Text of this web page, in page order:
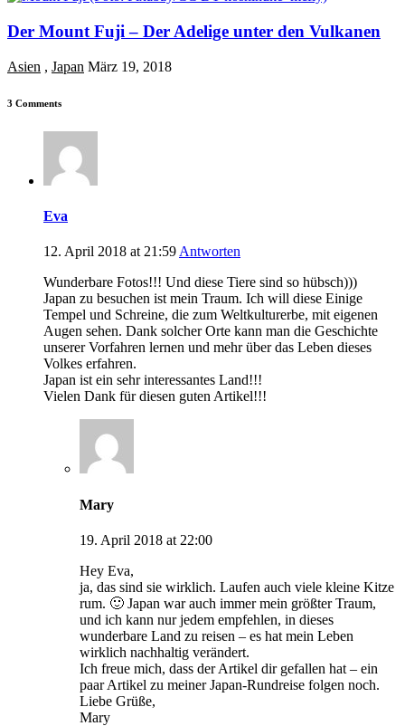
Der Mount Fuji – Der Adelige unter den Vulkanen
Asien , Japan März 19, 2018
3 Comments
Eva
12. April 2018 at 21:59 Antworten
Wunderbare Fotos!!! Und diese Tiere sind so hübsch)))
Japan zu besuchen ist mein Traum. Ich will diese Einige
Tempel und Schreine, die zum Weltkulturerbe, mit eigenen
Augen sehen. Dank solcher Orte kann man die Geschichte
unserer Vorfahren lernen und mehr über das Leben dieses
Volkes erfahren.
Japan ist ein sehr interessantes Land!!!
Vielen Dank für diesen guten Artikel!!!
Mary
19. April 2018 at 22:00
Hey Eva,
ja, das sind sie wirklich. Laufen auch viele kleine Kitze
rum. 🙂 Japan war auch immer mein größter Traum,
und ich kann nur jedem empfehlen, in dieses
wunderbare Land zu reisen – es hat mein Leben
wirklich nachhaltig verändert.
Ich freue mich, dass der Artikel dir gefallen hat – ein
paar Artikel zu meiner Japan-Rundreise folgen noch.
Liebe Grüße,
Mary